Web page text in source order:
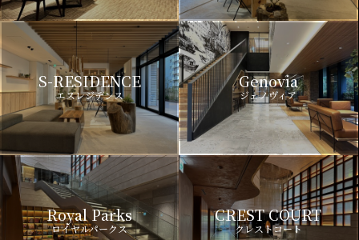
S-RESIDENCE
エスレジデンス
Genovia
ジェノヴィア
Royal Parks
ロイヤルパークス
CREST COURT
クレストコート